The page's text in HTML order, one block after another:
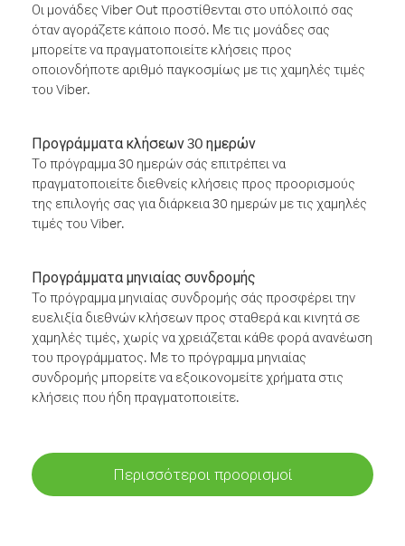
Οι μονάδες Viber Out προστίθενται στο υπόλοιπό σας
όταν αγοράζετε κάποιο ποσό. Με τις μονάδες σας
μπορείτε να πραγματοποιείτε κλήσεις προς
οποιονδήποτε αριθμό παγκοσμίως με τις χαμηλές τιμές
του Viber.
Προγράμματα κλήσεων 30 ημερών
Το πρόγραμμα 30 ημερών σάς επιτρέπει να
πραγματοποιείτε διεθνείς κλήσεις προς προορισμούς
της επιλογής σας για διάρκεια 30 ημερών με τις χαμηλές
τιμές του Viber.
Προγράμματα μηνιαίας συνδρομής
Το πρόγραμμα μηνιαίας συνδρομής σάς προσφέρει την
ευελιξία διεθνών κλήσεων προς σταθερά και κινητά σε
χαμηλές τιμές, χωρίς να χρειάζεται κάθε φορά ανανέωση
του προγράμματος. Με το πρόγραμμα μηνιαίας
συνδρομής μπορείτε να εξοικονομείτε χρήματα στις
κλήσεις που ήδη πραγματοποιείτε.
Περισσότεροι προορισμοί